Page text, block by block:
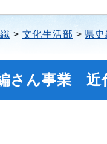
文化生活部 県
さん事業 近